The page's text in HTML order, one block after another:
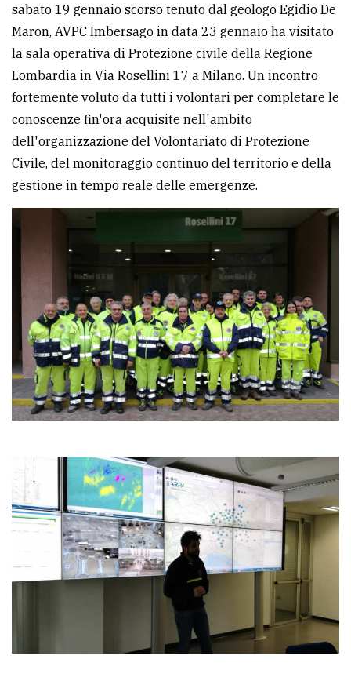
LE
ALTRE
TESTATE
PRIVACY
Privacy
sabato 19 gennaio scorso tenuto dal geologo Egidio De
Maron, AVPC Imbersago in data 23 gennaio ha visitato
la sala operativa di Protezione civile della Regione
Lombardia in Via Rosellini 17 a Milano. Un incontro
fortemente voluto da tutti i volontari per completare le
conoscenze fin'ora acquisite nell'ambito
dell'organizzazione del Volontariato di Protezione
Civile, del monitoraggio continuo del territorio e della
gestione in tempo reale delle emergenze.